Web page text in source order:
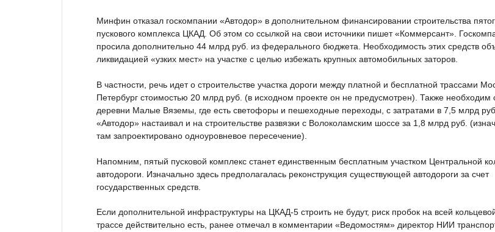
Минфин отказал госкомпании «Автодор» в дополнительном финансировании строительства
пускового комплекса ЦКАД. Об этом со ссылкой на свои источники пишет «Коммерсант».
просила дополнительно 44 млрд руб. из федерального бюджета. Необходимость этих средств
ликвидацией «узких мест» на участке с целью избежать крупных автомобильных заторов.
В частности, речь идет о строительстве участка дороги между платной и бесплатной трассами
Петербург стоимостью 20 млрд руб. (в исходном проекте он не предусмотрен). Также необходим
деревни Малые Вяземы, где есть светофоры и пешеходные переходы, с затратами в 7,5 млрд руб.
«Автодор» настаивал и на строительстве развязки с Волоколамским шоссе за 1,8 млрд руб.
там запроектировано одноуровневое пересечение).
Напомним, пятый пусковой комплекс станет единственным бесплатным участком Центральной
автодороги. Изначально здесь предполагалась реконструкция существующей автодороги за счет
государственных средств.
Если дополнительной инфраструктуры на ЦКАД-5 строить не будут, риск пробок на всей
трассе действительно есть, ранее отмечал в комментарии «Ведомостям» директор НИИ